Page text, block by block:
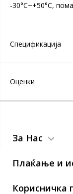
-30°C~+50°C,
Спецификација
Оценки
За Нас
Плаќање и
Корисничка